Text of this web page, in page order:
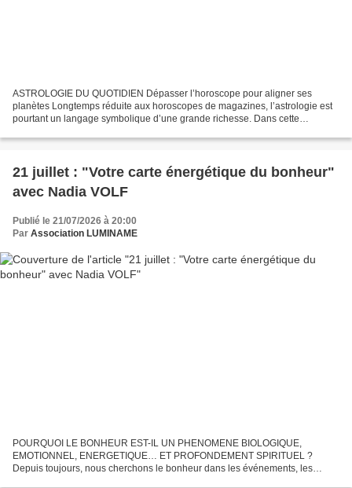
ASTROLOGIE DU QUOTIDIEN Dépasser l’horoscope pour aligner ses
planètes Longtemps réduite aux horoscopes de magazines, l’astrologie est
pourtant un langage symbolique d’une grande richesse. Dans cette
21 juillet : "Votre carte énergétique du bonheur"
avec Nadia VOLF
Publié le 21/07/2026 à 20:00
Par Association LUMINAME
POURQUOI LE BONHEUR EST-IL UN PHENOMENE BIOLOGIQUE,
EMOTIONNEL, ENERGETIQUE… ET PROFONDEMENT SPIRITUEL ?
Depuis toujours, nous cherchons le bonheur dans les événements, les